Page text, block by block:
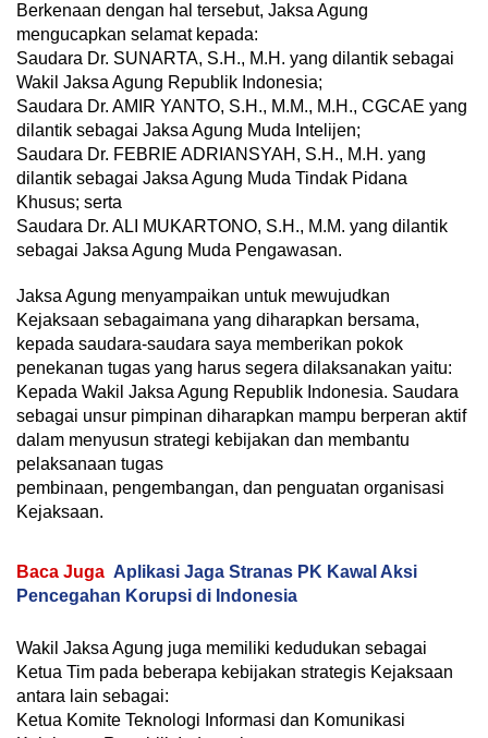
Berkenaan dengan hal tersebut, Jaksa Agung
mengucapkan selamat kepada:
Saudara Dr. SUNARTA, S.H., M.H. yang dilantik sebagai
Wakil Jaksa Agung Republik Indonesia;
Saudara Dr. AMIR YANTO, S.H., M.M., M.H., CGCAE yang
dilantik sebagai Jaksa Agung Muda Intelijen;
Saudara Dr. FEBRIE ADRIANSYAH, S.H., M.H. yang
dilantik sebagai Jaksa Agung Muda Tindak Pidana
Khusus; serta
Saudara Dr. ALI MUKARTONO, S.H., M.M. yang dilantik
sebagai Jaksa Agung Muda Pengawasan.
Jaksa Agung menyampaikan untuk mewujudkan
Kejaksaan sebagaimana yang diharapkan bersama,
kepada saudara-saudara saya memberikan pokok
penekanan tugas yang harus segera dilaksanakan yaitu:
Kepada Wakil Jaksa Agung Republik Indonesia. Saudara
sebagai unsur pimpinan diharapkan mampu berperan aktif
dalam menyusun strategi kebijakan dan membantu
pelaksanaan tugas
pembinaan, pengembangan, dan penguatan organisasi
Kejaksaan.
Baca Juga Aplikasi Jaga Stranas PK Kawal Aksi
Pencegahan Korupsi di Indonesia
Wakil Jaksa Agung juga memiliki kedudukan sebagai
Ketua Tim pada beberapa kebijakan strategis Kejaksaan
antara lain sebagai:
Ketua Komite Teknologi Informasi dan Komunikasi